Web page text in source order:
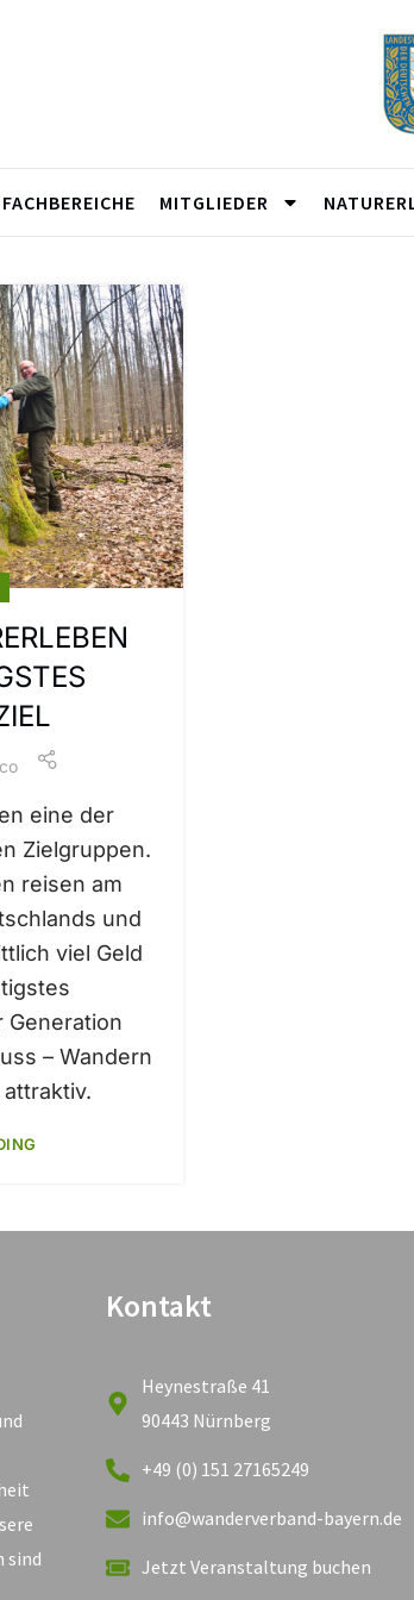
FACHBEREICHE MITGLIEDER
eine der
Zielgruppen.
reisen am
und
viel Geld
Generation
– Wandern
sind
Kontakt
Heynestraße 41
90443 Nürnberg
+49 (0) 151 27165249
info@wanderverband-bayern.de
Jetzt Veranstaltung buchen